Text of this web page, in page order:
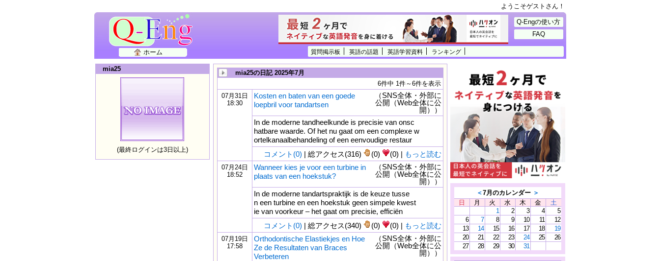
ようこそゲストさん！
質問掲示板 英語の話題 英語学習資料 ランキング
ホーム
Q-Engの使い方
FAQ
mia25
(最終ログインは3日以上)
mia25の日記 2025年7月
6件中 1件～6件を表示
07月31日
18:30
Kosten en baten van een goede
loepbril voor tandartsen
（SNS全体・外部に
公開（Web全体に公
開））
In de moderne tandheelkunde is precisie van onsc
hatbare waarde. Of het nu gaat om een complexe w
ortelkanaalbehandeling of een eenvoudige restaur
コメント(0) | 総アクセス(316) (0) (0) | もっと読む
07月24日
18:52
Wanneer kies je voor een turbine in
plaats van een hoekstuk?
（SNS全体・外部に
公開（Web全体に公
開））
In de moderne tandartspraktijk is de keuze tusse
n een turbine en een hoekstuk geen simpele kwest
ie van voorkeur – het gaat om precisie, efficiën
コメント(0) | 総アクセス(340) (0) (0) | もっと読む
07月19日
17:58
Orthodontische Elastiekjes en Hoe
Ze de Resultaten van Braces
Verbeteren
（SNS全体・外部に
公開（Web全体に公
開））
＜7月のカレンダー ＞
日
月 火 水 木 金
土
1
2 3 4
5
6
7 8 9 10 11
12
13
14 15 16 17 18
19
20
21 22 23 24 25
26
27
28 29 30 31